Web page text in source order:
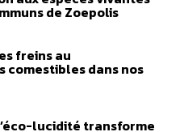
de Zoepolis
freins au
comestibles dans nos
lucidité transforme